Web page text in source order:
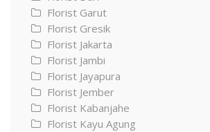
Florist Garut
Florist Gresik
Florist Jakarta
Florist Jambi
Florist Jayapura
Florist Jember
Florist Kabanjahe
Florist Kayu Agung